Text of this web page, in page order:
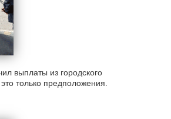
выплаты из городского
только предположения.